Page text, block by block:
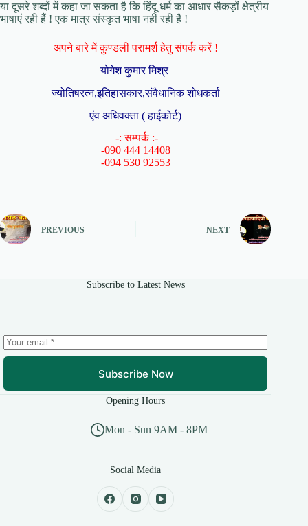
या दूसरे शब्दों में कहा जा सकता है कि हिंदू धर्म का आधार सैकड़ों क्षेत्रीय
भाषाएं रही हैं ! एक मात्र संस्कृत भाषा नहीं रही है !
अपने बारे में कुण्डली परामर्श हेतु संपर्क करें !
योगेश कुमार मिश्र
ज्योतिषरत्न,इतिहासकार,संवैधानिक शोधकर्ता
एंव अधिवक्ता ( हाईकोर्ट)
-: सम्पर्क :-
-090 444 14408
-094 530 92553
PREVIOUS NEXT
Subscribe to Latest News
Subscribe Now
Opening Hours
Mon - Sun 9AM - 8PM
Social Media